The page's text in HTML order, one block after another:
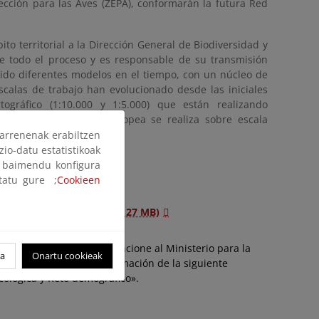
para las Aves (ZEPA), conformarán la futura Red
territorial a la Dirección General de Biodiversidad y
todo el proceso y es responsable de su transmisión
diferentes modelos en el tiempo, con un núcleo de
de trabajo han evolucionado desde las iniciales
(1:10.000 y 1:5.000) que están realizando
a la Comisión Europea se realiza sobre escala
"Red Natura 2000" (127 MB)
siempre que se mencione al Ministerio para la
y propietario de la información de la siguiente
y Reto demográfico».
erabiltzen
datu estatistikoak
konfigura
gure ;Cookieen
Onartu cookieak